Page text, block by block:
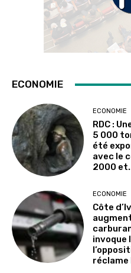
ECONOMIE
ECONOMIE
RDC :
5 000
été
avec le
2000
ECONOMIE
Côte
invoque